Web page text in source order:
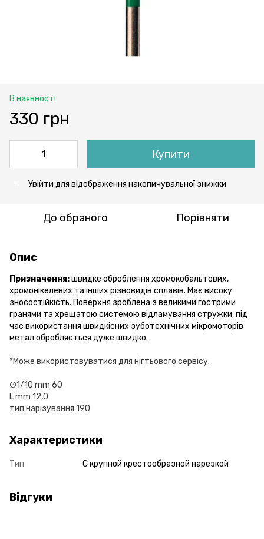
В наявності
330 грн
Купити
Увійти для відображення накопичувальної знижки
До обраного Порівняти
Опис
Призначення:швидке оброблення хромокобальтових,
хромонікелевих та інших різновидів сплавів. Має високу
зносостійкість. Поверхня зроблена з великими гострими
гранями та хрещатою системою відламування стружки, під
час використання швидкісних зуботехнічних мікромоторів
метал обробляється дуже швидко.
*Може використовуватися для нігтьового сервісу.
∅1/10 mm 60
L mm 12,0
тип нарізування 190
Характеристики
Тип С крупной крестообразной нарезкой
Відгуки